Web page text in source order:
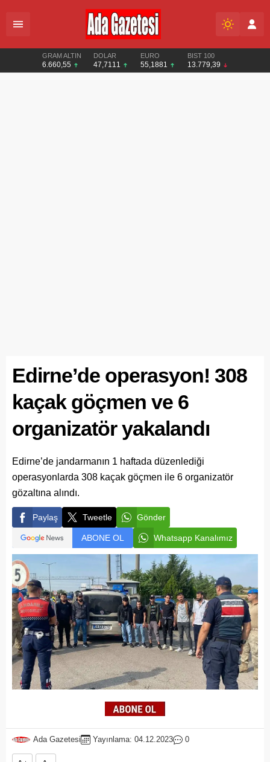
GRAM ALTIN
6.660,55
DOLAR
47,7111
EURO
55,1881
BIST 100
13.779,39
Edirne’de operasyon! 308
kaçak göçmen ve 6
organizatör yakalandı
Edirne’de jandarmanın 1 haftada düzenlediği
operasyonlarda 308 kaçak göçmen ile 6 organizatör
gözaltına alındı.
Paylaş Tweetle Gönder
ABONE OL Whatsapp Kanalımız
Ada Gazetesi Yayınlama: 04.12.2023 0